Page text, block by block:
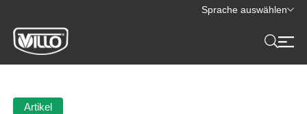
Sprache auswählen
Artikel